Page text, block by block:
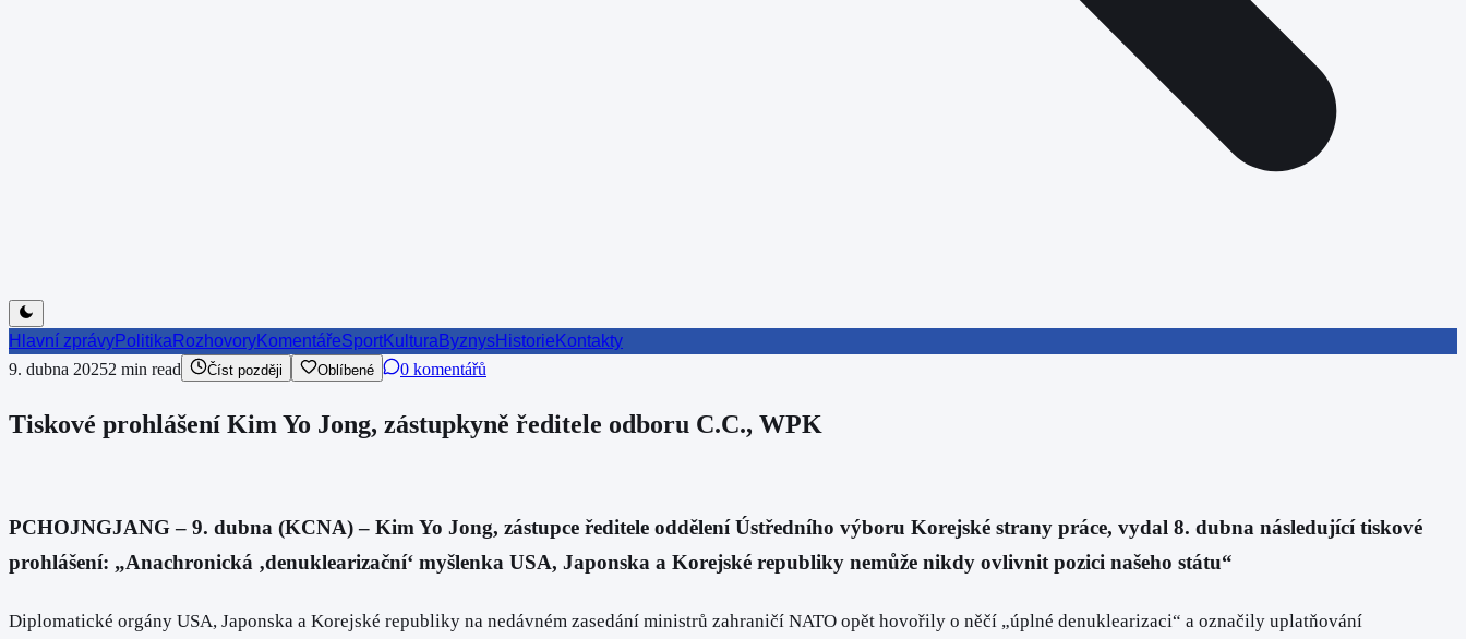
Hlavní zprávyPolitika RozhovoryKomentářeSportKultura ByznysHistorie Kontakty
9. dubna 20252 min read Číst později Oblíbené 0 komentářů
Tiskové prohlášení Kim Yo Jong, zástupkyně ředitele odboru C.C., WPK
PCHOJNGJANG – 9. dubna (KCNA) – Kim Yo Jong, zástupce ředitele oddělení Ústředního výboru Korejské strany práce, vydal 8. dubna následující tiskové
prohlášení: „Anachronická ‚denuklearizační‘ myšlenka USA, Japonska a Korejské republiky nemůže nikdy ovlivnit pozici našeho státu“
Diplomatické orgány USA, Japonska a Korejské republiky na nedávném zasedání ministrů zahraničí NATO opět hovořily o něčí „úplné denuklearizaci“ a označily uplatňování